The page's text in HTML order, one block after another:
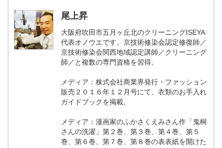
尾上昇
大阪府吹田市五月ヶ丘北のクリーニングISEYA
代表オノウエです。京技術修染会認定修復師／
京技術修染会関西地域認定講師／クリーニング
師／と複数の専門資格を習得。
メディア：株式会社商業界発行・ファッション
販売２０１６年１２月号にて、衣類のお手入れ
ガイドブックを掲載。
メディア：漫画家のふかさくえみさん作「鬼桐
さんの洗濯」第２巻、第３巻、第４巻、第５
巻、第６巻、第７巻、第８巻の表表紙を開けた